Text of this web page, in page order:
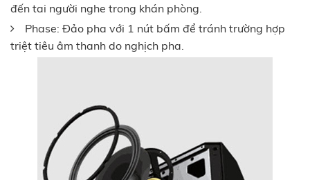
đến tai người nghe trong khán phòng.
Phase: Đảo pha với 1 nút bấm để tránh trường hợp
triệt tiêu âm thanh do nghịch pha.